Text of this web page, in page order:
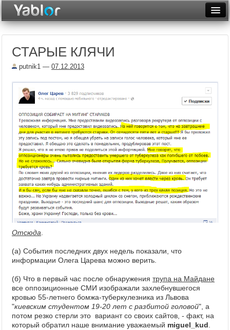
Неделя
Рейтинги
Архив
Фототоп
Видеотоп
СТАРЫЕ КЛЯЧИ
putnik1 — 07.12.2013
Отсюда.
(а) События последних двух недель показали, что
информации Олега Царева можно верить.
(б) Что в первый час после обнаружения трупа на Майдане
все оппозиционные СМИ изображали захлебнувшегося
кровью 55-летнего бомжа-туберкулезника из Львова
"киевским студентом 19-20 лет с разбитой головой", а
потом резко стерли это вариант со своих сайтов, - факт, на
который обратил наше внимание уважаемый miguel_kud.